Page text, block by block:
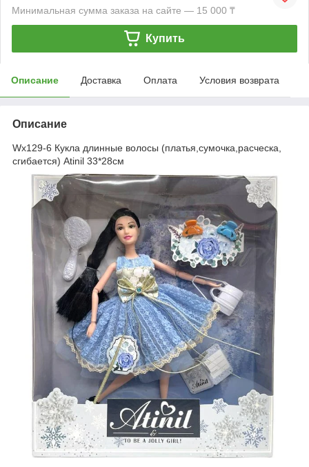
Минимальная сумма заказа на сайте — 15 000 ₸
Купить
Описание Доставка Оплата Условия возврата
Описание
Wx129-6 Кукла длинные волосы (платья,сумочка,расческа,
сгибается) Atinil 33*28см